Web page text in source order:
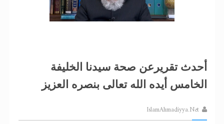
أحدث تقريرعن صحة سيدنا الخليفة
الخامس أيده الله تعالى بنصره العزيز
IslamAhmadiyya.Net